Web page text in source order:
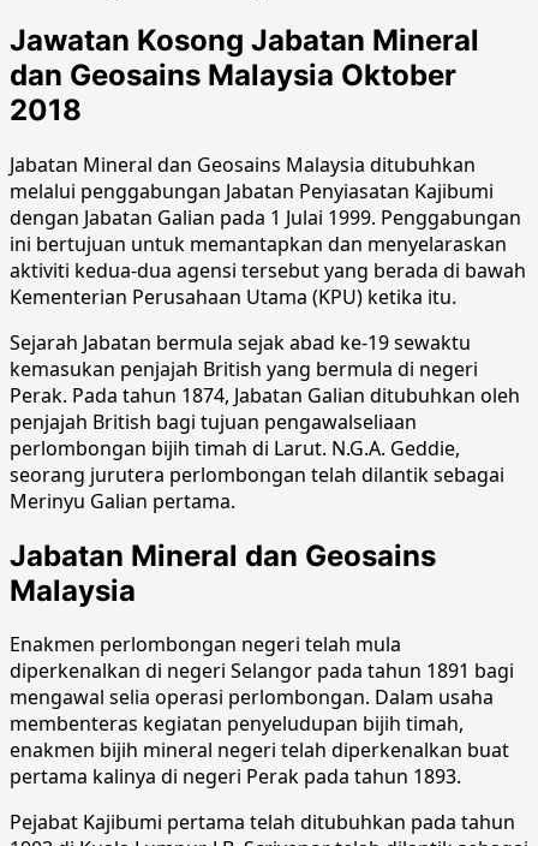
Jawatan Kosong Jabatan Mineral
dan Geosains Malaysia Oktober
2018
Jabatan Mineral dan Geosains Malaysia ditubuhkan
melalui penggabungan Jabatan Penyiasatan Kajibumi
dengan Jabatan Galian pada 1 Julai 1999. Penggabungan
ini bertujuan untuk memantapkan dan menyelaraskan
aktiviti kedua-dua agensi tersebut yang berada di bawah
Kementerian Perusahaan Utama (KPU) ketika itu.
Sejarah Jabatan bermula sejak abad ke-19 sewaktu
kemasukan penjajah British yang bermula di negeri
Perak. Pada tahun 1874, Jabatan Galian ditubuhkan oleh
penjajah British bagi tujuan pengawalseliaan
perlombongan bijih timah di Larut. N.G.A. Geddie,
seorang jurutera perlombongan telah dilantik sebagai
Merinyu Galian pertama.
Jabatan Mineral dan Geosains
Malaysia
Enakmen perlombongan negeri telah mula
diperkenalkan di negeri Selangor pada tahun 1891 bagi
mengawal selia operasi perlombongan. Dalam usaha
membenteras kegiatan penyeludupan bijih timah,
enakmen bijih mineral negeri telah diperkenalkan buat
pertama kalinya di negeri Perak pada tahun 1893.
Pejabat Kajibumi pertama telah ditubuhkan pada tahun